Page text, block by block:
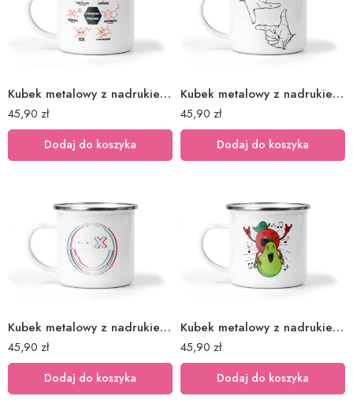
Kubek metalowy z nadrukiem chemia kawa
45,90 zł
Dodaj do koszyka
Kubek metalowy z nadrukiem dłonie kadr
45,90 zł
Dodaj do koszyka
Kubek metalowy z nadrukiem emotka emotikona
45,90 zł
Dodaj do koszyka
Kubek metalowy z nadrukiem jabłko gruszka
45,90 zł
Dodaj do koszyka